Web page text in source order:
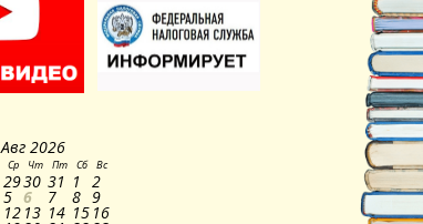
Авг 2026
Ср Чт Пт Сб Вс
2930 31 1 2
5 6 7 8 9
12 13 14 15 16